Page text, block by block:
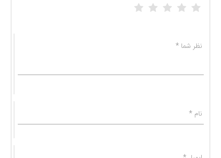
نظر شما*
نام*